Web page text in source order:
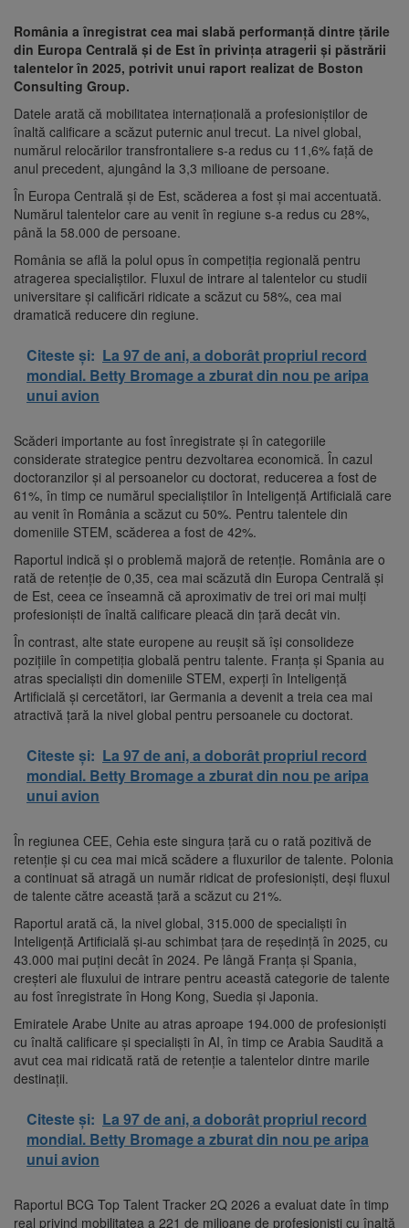
România a înregistrat cea mai slabă performanță dintre țările
din Europa Centrală și de Est în privința atragerii și păstrării
talentelor în 2025, potrivit unui raport realizat de Boston
Consulting Group.
Datele arată că mobilitatea internațională a profesioniștilor de
înaltă calificare a scăzut puternic anul trecut. La nivel global,
numărul relocărilor transfrontaliere s-a redus cu 11,6% față de
anul precedent, ajungând la 3,3 milioane de persoane.
În Europa Centrală și de Est, scăderea a fost și mai accentuată.
Numărul talentelor care au venit în regiune s-a redus cu 28%,
până la 58.000 de persoane.
România se află la polul opus în competiția regională pentru
atragerea specialiștilor. Fluxul de intrare al talentelor cu studii
universitare și calificări ridicate a scăzut cu 58%, cea mai
dramatică reducere din regiune.
Citeste și: La 97 de ani, a doborât propriul record
mondial. Betty Bromage a zburat din nou pe aripa
unui avion
Scăderi importante au fost înregistrate și în categoriile
considerate strategice pentru dezvoltarea economică. În cazul
doctoranzilor și al persoanelor cu doctorat, reducerea a fost de
61%, în timp ce numărul specialiștilor în Inteligență Artificială care
au venit în România a scăzut cu 50%. Pentru talentele din
domeniile STEM, scăderea a fost de 42%.
Raportul indică și o problemă majoră de retenție. România are o
rată de retenție de 0,35, cea mai scăzută din Europa Centrală și
de Est, ceea ce înseamnă că aproximativ de trei ori mai mulți
profesioniști de înaltă calificare pleacă din țară decât vin.
În contrast, alte state europene au reușit să își consolideze
pozițiile în competiția globală pentru talente. Franța și Spania au
atras specialiști din domeniile STEM, experți în Inteligență
Artificială și cercetători, iar Germania a devenit a treia cea mai
atractivă țară la nivel global pentru persoanele cu doctorat.
Citeste și: La 97 de ani, a doborât propriul record
mondial. Betty Bromage a zburat din nou pe aripa
unui avion
În regiunea CEE, Cehia este singura țară cu o rată pozitivă de
retenție și cu cea mai mică scădere a fluxurilor de talente. Polonia
a continuat să atragă un număr ridicat de profesioniști, deși fluxul
de talente către această țară a scăzut cu 21%.
Raportul arată că, la nivel global, 315.000 de specialiști în
Inteligență Artificială și-au schimbat țara de reședință în 2025, cu
43.000 mai puțini decât în 2024. Pe lângă Franța și Spania,
creșteri ale fluxului de intrare pentru această categorie de talente
au fost înregistrate în Hong Kong, Suedia și Japonia.
Emiratele Arabe Unite au atras aproape 194.000 de profesioniști
cu înaltă calificare și specialiști în AI, în timp ce Arabia Saudită a
avut cea mai ridicată rată de retenție a talentelor dintre marile
destinații.
Citeste și: La 97 de ani, a doborât propriul record
mondial. Betty Bromage a zburat din nou pe aripa
unui avion
Raportul BCG Top Talent Tracker 2Q 2026 a evaluat date în timp
real privind mobilitatea a 221 de milioane de profesioniști cu înaltă